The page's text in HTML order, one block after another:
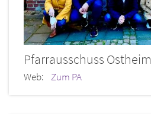
Pfarrausschuss Ostheim
Web: Zum PA